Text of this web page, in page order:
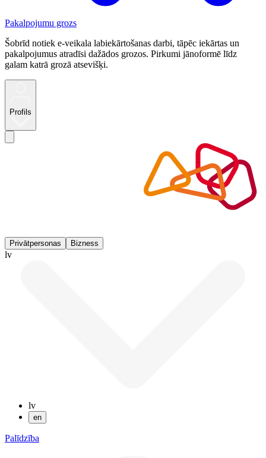
Pakalpojumu grozs
Šobrīd notiek e-veikala labiekārtošanas darbi, tāpēc iekārtas un
pakalpojumus atradīsi dažādos grozos. Pirkumi jānoformē līdz
galam katrā grozā atsevišķi.
Profils
Privātpersonas Bizness
lv
lv
en
Palīdzība